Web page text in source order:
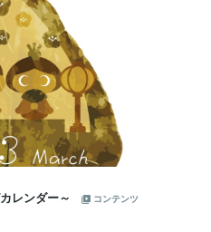
レンダー～
コンテンツ